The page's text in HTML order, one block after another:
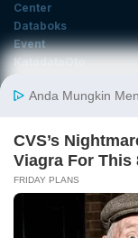
Center
Databoks
Event
KatadataOto
Email